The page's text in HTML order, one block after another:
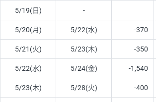
5/19(日) -
5/20(月) 5/22(水) -370
5/21(火) 5/23(木) -350
5/22(水) 5/24(金) -1,540
5/23(木) 5/28(火) -400